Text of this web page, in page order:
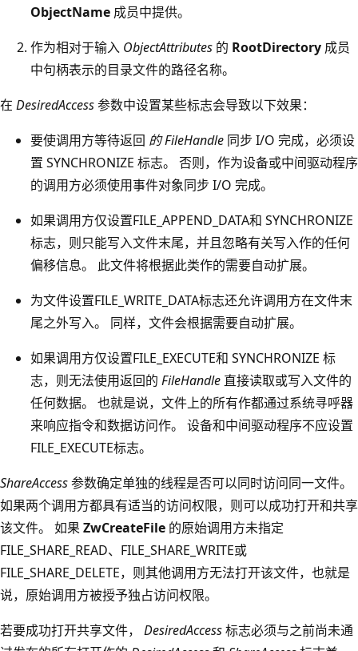
ObjectName 成员中提供。
作为相对于输入 ObjectAttributes 的 RootDirectory 成员
中句柄表示的目录文件的路径名称。
在 DesiredAccess参数中设置某些标志会导致以下效果：
要使调用方等待返回 的 FileHandle 同步 I/O 完成，必须设
置 SYNCHRONIZE 标志。 否则，作为设备或中间驱动程序
的调用方必须使用事件对象同步 I/O 完成。
如果调用方仅设置FILE_APPEND_DATA和 SYNCHRONIZE
标志，则只能写入文件末尾，并且忽略有关写入作的任何
偏移信息。 此文件将根据此类作的需要自动扩展。
为文件设置FILE_WRITE_DATA标志还允许调用方在文件末
尾之外写入。 同样，文件会根据需要自动扩展。
如果调用方仅设置FILE_EXECUTE和 SYNCHRONIZE 标
志，则无法使用返回的 FileHandle 直接读取或写入文件的
任何数据。 也就是说，文件上的所有作都通过系统寻呼器
来响应指令和数据访问作。 设备和中间驱动程序不应设置
FILE_EXECUTE标志。
ShareAccess参数确定单独的线程是否可以同时访问同一文件。
如果两个调用方都具有适当的访问权限，则可以成功打开和共享
该文件。 如果 ZwCreateFile 的原始调用方未指定
FILE_SHARE_READ、FILE_SHARE_WRITE或
FILE_SHARE_DELETE，则其他调用方无法打开该文件，也就是
说，原始调用方被授予独占访问权限。
若要成功打开共享文件， DesiredAccess标志必须与之前尚未通